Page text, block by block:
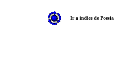
Ir a índice de Poesía